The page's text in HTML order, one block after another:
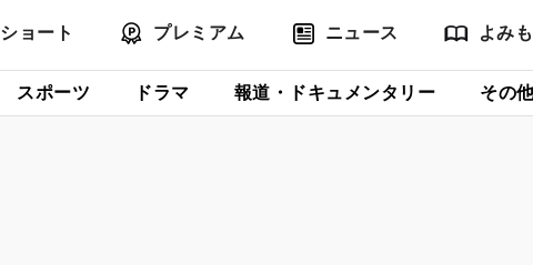
ショート プレミアム ニュース よみ
スポーツ ドラマ 報道・ドキュメンタリー その